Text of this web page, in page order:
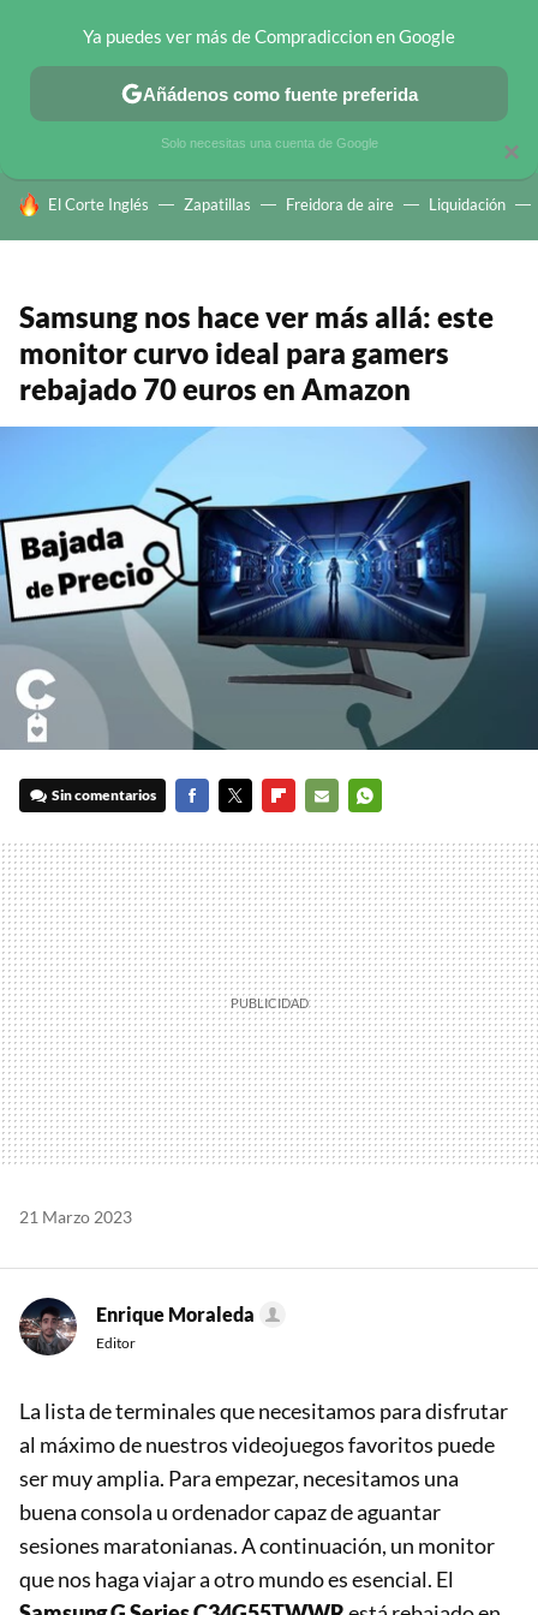
CHOLLOS TELEGRAM OFERTAS EN MÓVILES OFERTAS EN
HOY SE HABLA DE
El Corte Inglés Zapatillas Freidora de aire Liquidación
Samsung nos hace ver más allá: este
monitor curvo ideal para gamers
rebajado 70 euros en Amazon
Sin comentarios
MAIL
21 Marzo 2023
Enrique Moraleda
Editor
La lista de terminales que necesitamos para disfrutar
al máximo de nuestros videojuegos favoritos puede
ser muy amplia. Para empezar, necesitamos una
buena consola u ordenador capaz de aguantar
sesiones maratonianas. A continuación, un monitor
que nos haga viajar a otro mundo es esencial. El
×
Ya puedes ver más de Compradiccion en Google
Añádenos como fuente preferida
Solo necesitas una cuenta de Google